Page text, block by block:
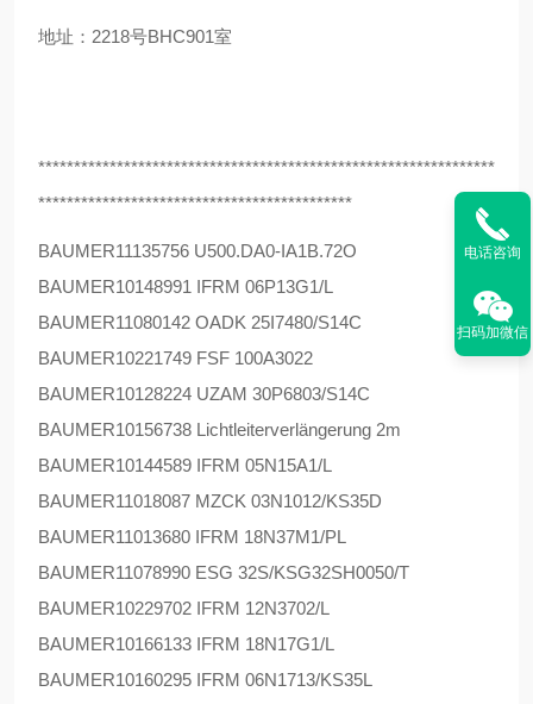
地址：2218号BHC901室
****************************************************************
********************************************
BAUMER11135756 U500.DA0-IA1B.72O
BAUMER10148991 IFRM 06P13G1/L
BAUMER11080142 OADK 25I7480/S14C
BAUMER10221749 FSF 100A3022
BAUMER10128224 UZAM 30P6803/S14C
BAUMER10156738 Lichtleiterverlängerung 2m
BAUMER10144589 IFRM 05N15A1/L
BAUMER11018087 MZCK 03N1012/KS35D
BAUMER11013680 IFRM 18N37M1/PL
BAUMER11078990 ESG 32S/KSG32SH0050/T
BAUMER10229702 IFRM 12N3702/L
BAUMER10166133 IFRM 18N17G1/L
BAUMER10160295 IFRM 06N1713/KS35L
电话咨询
扫码加微信